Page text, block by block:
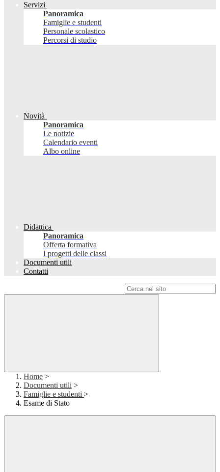
Servizi
Panoramica
Famiglie e studenti
Personale scolastico
Percorsi di studio
Novità
Panoramica
Le notizie
Calendario eventi
Albo online
Didattica
Panoramica
Offerta formativa
I progetti delle classi
Documenti utili
Contatti
Home >
Documenti utili >
Famiglie e studenti >
Esame di Stato